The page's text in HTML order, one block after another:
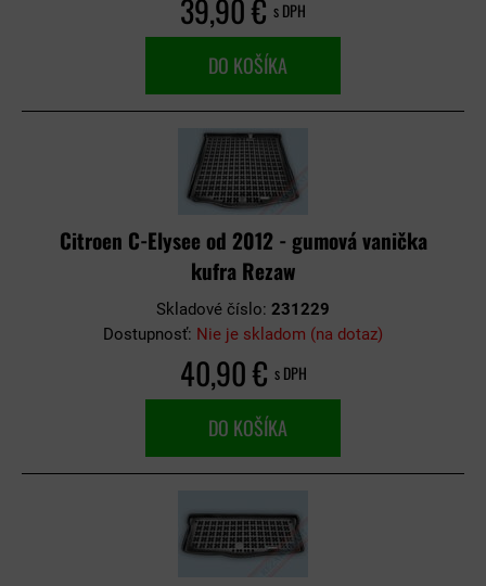
39,90 € s DPH
DO KOŠÍKA
Citroen C-Elysee od 2012 - gumová vanička
kufra Rezaw
Skladové číslo: 231229
Dostupnosť: Nie je skladom (na dotaz)
40,90 € s DPH
DO KOŠÍKA